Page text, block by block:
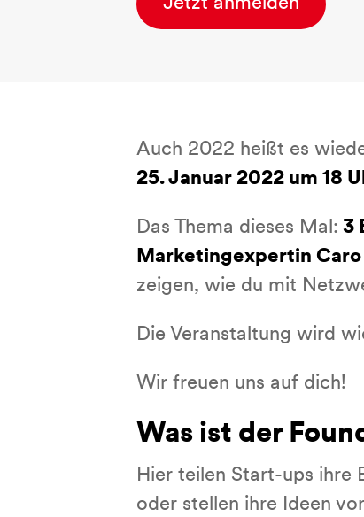
Auch 2022 heißt es
25. Januar 2022 um 18
Das Thema dieses Mal: 3
Marketingexpertin
zeigen, wie du mit
Die Veranstaltung wird
Wir freuen uns auf dich!
Was ist der
Hier teilen Start-ups ihre
oder stellen ihre Ideen